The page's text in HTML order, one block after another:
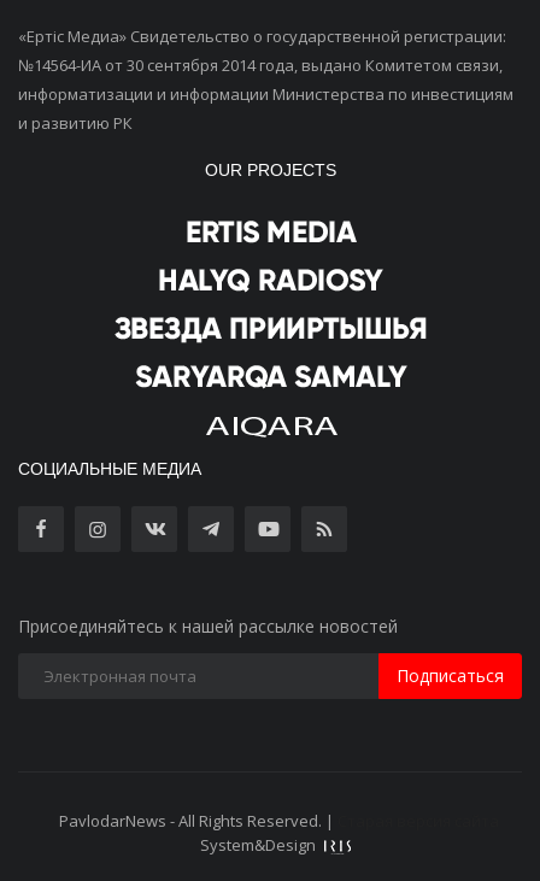
«Ертiс Медиа» Свидетельство о государственной регистрации:
№14564-ИА от 30 сентября 2014 года, выдано Комитетом связи,
информатизации и информации Министерства по инвестициям
и развитию РК
OUR PROJECTS
СОЦИАЛЬНЫЕ МЕДИА
Присоединяйтесь к нашей рассылке новостей
Подписаться
PavlodarNews - All Rights Reserved. |
System&Design